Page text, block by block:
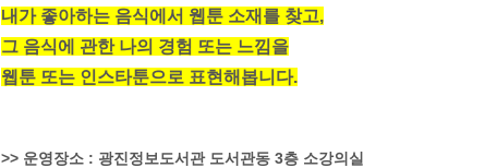
내가 좋아하는 음식에서 웹툰 소재를 찾고,
그 음식에 관한 나의 경험 또는 느낌을
웹툰 또는 인스타툰으로 표현해봅니다.
>> 운영장소 : 광진정보도서관 도서관동 3층 소강의실